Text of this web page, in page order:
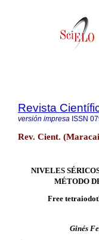
Revista
versión impresa ISSN
Rev. Cient.
NIVELES
MÉTODO
Free
Ginés